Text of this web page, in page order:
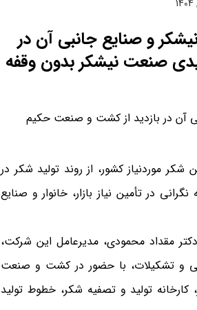
و صنایع جانبی آن در
صنعت نیشکر بدون وقفه
موردنیاز کشور، از روند تولید شکر در
در تأمین نیاز بازار، خانوار و صنایع
مقداد محمودی، مدیرعامل این شرکت،
و تشکیلات، با حضور در کشت و صنعت
تولید و تصفیه شکر، خطوط تولید